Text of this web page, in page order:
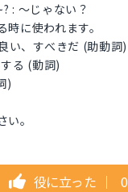
: ～じゃない？
に使われます。
い、すべきだ (助動詞)
る (動詞)
)
。
役に立った ｜ 0